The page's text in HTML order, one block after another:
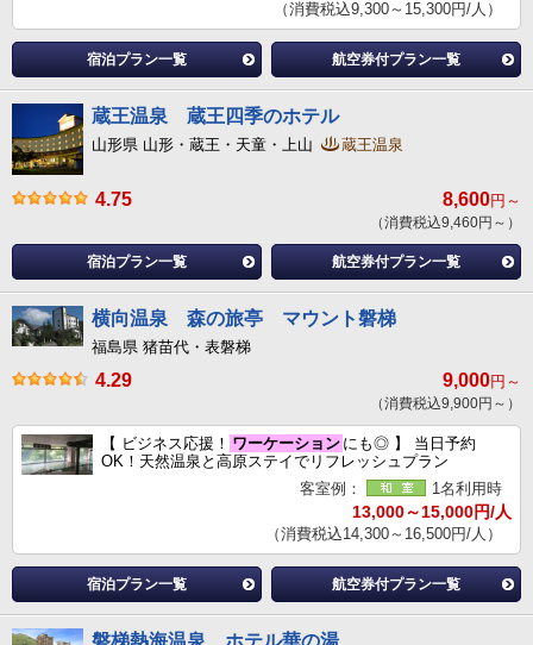
（消費税込9,300～15,300円/人）
宿泊プラン一覧 航空券付プラン一覧
蔵王温泉 蔵王四季のホテル
山形県 山形・蔵王・天童・上山 蔵王温泉
4.75 8,600円～
（消費税込9,460円～）
宿泊プラン一覧 航空券付プラン一覧
横向温泉 森の旅亭 マウント磐梯
福島県 猪苗代・表磐梯
4.29 9,000円～
（消費税込9,900円～）
【 ビジネス応援！ ワーケーション にも◎ 】 当日予約
OK！天然温泉と高原ステイでリフレッシュプラン
客室例：
1名利用時
13,000～15,000円/人
（消費税込14,300～16,500円/人）
宿泊プラン一覧 航空券付プラン一覧
磐梯熱海温泉 ホテル華の湯